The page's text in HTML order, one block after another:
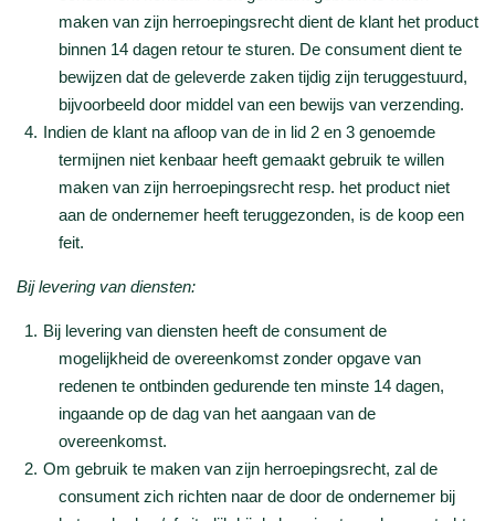
maken van zijn herroepingsrecht dient de klant het product
binnen 14 dagen retour te sturen. De consument dient te
bewijzen dat de geleverde zaken tijdig zijn teruggestuurd,
bijvoorbeeld door middel van een bewijs van verzending.
Indien de klant na afloop van de in lid 2 en 3 genoemde
termijnen niet kenbaar heeft gemaakt gebruik te willen
maken van zijn herroepingsrecht resp. het product niet
aan de ondernemer heeft teruggezonden, is de koop een
feit.
Bij levering van diensten:
Bij levering van diensten heeft de consument de
mogelijkheid de overeenkomst zonder opgave van
redenen te ontbinden gedurende ten minste 14 dagen,
ingaande op de dag van het aangaan van de
overeenkomst.
Om gebruik te maken van zijn herroepingsrecht, zal de
consument zich richten naar de door de ondernemer bij